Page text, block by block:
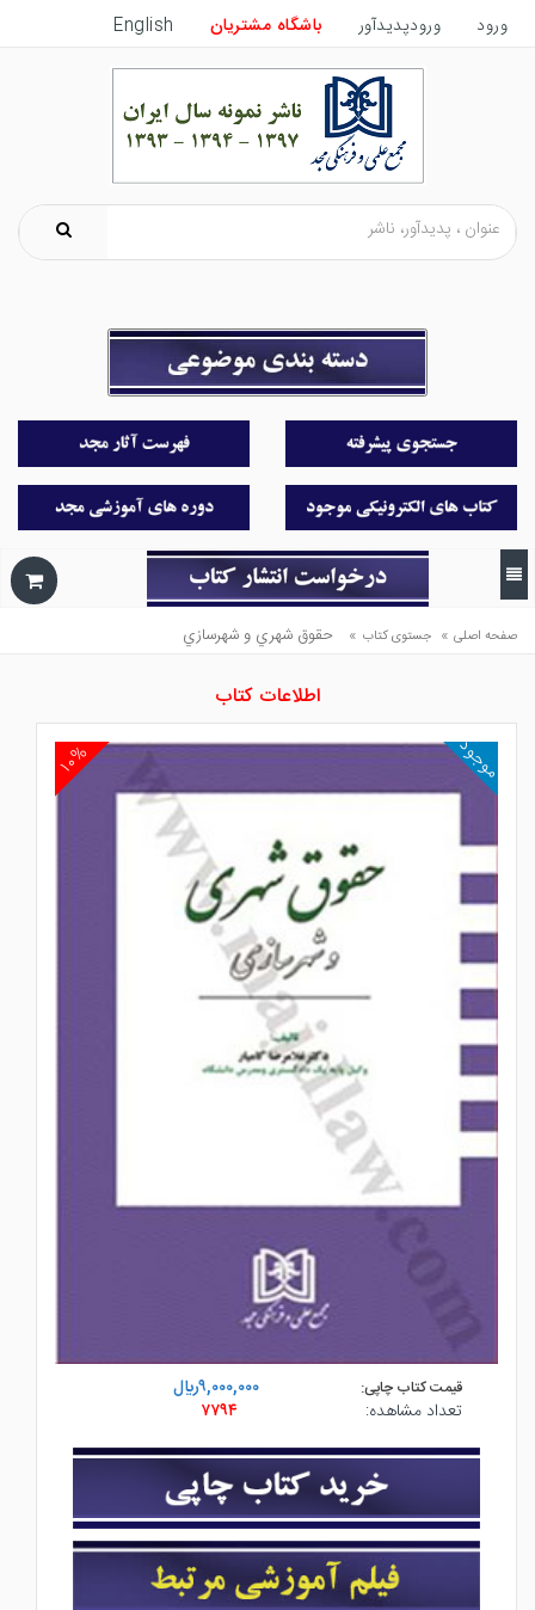
ورود ورودپدیدآور باشگاه مشتریان English
صفحه اصلی » جستوی کتاب » حقوق شهري و شهرسازي
اطلاعات کتاب
۱۰% موجود
قیمت کتاب چاپی:
۹,۰۰۰,۰۰۰ريال
تعداد مشاهده:
۷۷۹۴